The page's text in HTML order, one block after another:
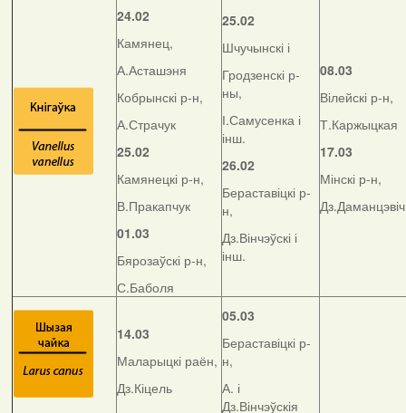
24.02
Камянец,
А.Асташэня
Кобрынскі р-н,
А.Страчук
25.02
Камянецкі р-н,
В.Пракапчук
01.03
Бярозаўскі р-н,
С.Баболя
25.02
Шчучынскі і
Гродзенскі р-
ны,
І.Самусенка і
інш.
26.02
Бераставіцкі р-
н,
Дз.Вінчэўскі і
інш.
08.03
Вілейскі р-н,
Т.Каржыцкая
17.03
Мінскі р-н,
Дз.Даманцэвіч
14.03
Маларыцкі раён,
Дз.Кіцель
05.03
Бераставіцкі р-
н,
А. і
Дз.Вінчэўскія